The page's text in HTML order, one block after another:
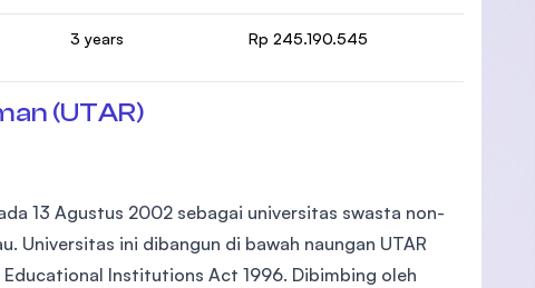
3 years Rp 245.190.545
(UTAR)
13 Agustus 2002 sebagai universitas swasta non-
Universitas ini dibangun di bawah naungan UTAR
Institutions Act 1996. Dibimbing oleh